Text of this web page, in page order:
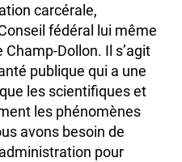
carcérale,
fédéral lui même
Dollon. Il s’agit
publique qui a une
les scientifiques et
les phénomènes
avons besoin de
pour